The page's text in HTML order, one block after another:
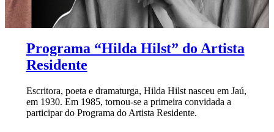
Programa “Hilda Hilst” do Artista
Residente
Escritora, poeta e dramaturga, Hilda Hilst nasceu em Jaú,
em 1930. Em 1985, tornou-se a primeira convidada a
participar do Programa do Artista Residente.